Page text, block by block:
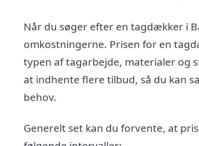
Når du søger efter en tagdækker i
omkostningerne. Prisen for en
typen af tagarbejde, materialer og
at indhente flere tilbud, så du kan
behov.
Generelt set kan du forvente, at